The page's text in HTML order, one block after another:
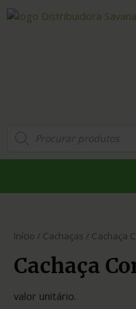
Início / Cachaças / Cachaça
Cachaça
valor unitário.